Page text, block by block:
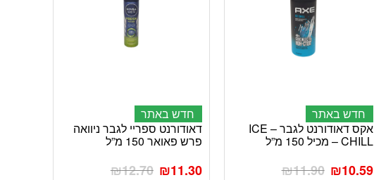
חדש באתר
אקס דאודורנט לגבר – ICE
CHILL – מכיל 150 מ”ל
₪11.90 ₪10.59
חדש באתר
דאודורנט ספריי לגבר ניוואה
פרש פאואר 150 מ”ל
₪12.70 ₪11.30